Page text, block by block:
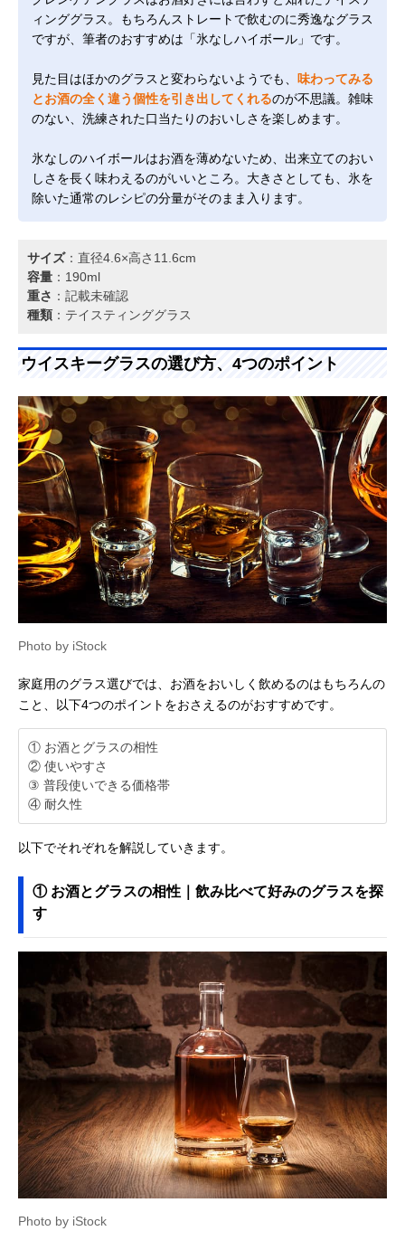
ィンググラス。もちろんストレートで飲むのに秀逸なグラス
ですが、筆者のおすすめは「氷なしハイボール」です。
見た目はほかのグラスと変わらないようでも、
味わってみる
とお酒の全く違う個性を引き出してくれるのが不思議。雑味
のない、洗練された口当たりのおいしさを楽しめます。
氷なしのハイボールはお酒を薄めないため、出来立てのおい
しさを長く味わえるのがいいところ。大きさとしても、氷を
除いた通常のレシピの分量がそのまま入ります。
サイズ：直径4.6×高さ11.6cm
容量 ：190ml
重さ ：記載未確認
種類 ：テイスティンググラス
ウイスキーグラスの選び方、4つのポイント
Photo by iStock
家庭用のグラス選びでは、お酒をおいしく飲めるのはもちろんの
こと、以下4つのポイントをおさえるのがおすすめです。
① お酒とグラスの相性
② 使いやすさ
③ 普段使いできる価格帯
④ 耐久性
以下でそれぞれを解説していきます。
① お酒とグラスの相性｜飲み比べて好みのグラスを探
す
Photo by iStock